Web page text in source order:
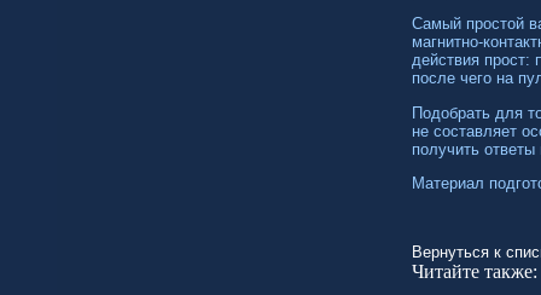
Самый простой
магнитно-
действия прост:
после чего на
Подобрать для
не составляет
получить
Материал
Вернуться к
Читайте также: